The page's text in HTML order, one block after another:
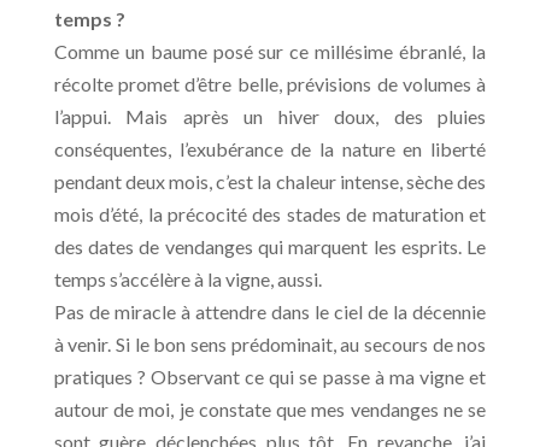
temps ?
Comme un baume posé sur ce millésime ébranlé, la
récolte promet d’être belle, prévisions de volumes à
l’appui. Mais après un hiver doux, des pluies
conséquentes, l’exubérance de la nature en liberté
pendant deux mois, c’est la chaleur intense, sèche des
mois d’été, la précocité des stades de maturation et
des dates de vendanges qui marquent les esprits. Le
temps s’accélère à la vigne, aussi.
Pas de miracle à attendre dans le ciel de la décennie
à venir. Si le bon sens prédominait, au secours de nos
pratiques ? Observant ce qui se passe à ma vigne et
autour de moi, je constate que mes vendanges ne se
sont guère déclenchées plus tôt. En revanche, j’ai